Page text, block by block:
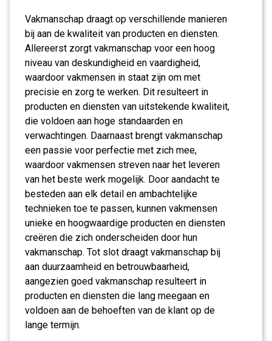
Vakmanschap draagt op verschillende manieren
bij aan de kwaliteit van producten en diensten.
Allereerst zorgt vakmanschap voor een hoog
niveau van deskundigheid en vaardigheid,
waardoor vakmensen in staat zijn om met
precisie en zorg te werken. Dit resulteert in
producten en diensten van uitstekende kwaliteit,
die voldoen aan hoge standaarden en
verwachtingen. Daarnaast brengt vakmanschap
een passie voor perfectie met zich mee,
waardoor vakmensen streven naar het leveren
van het beste werk mogelijk. Door aandacht te
besteden aan elk detail en ambachtelijke
technieken toe te passen, kunnen vakmensen
unieke en hoogwaardige producten en diensten
creëren die zich onderscheiden door hun
vakmanschap. Tot slot draagt vakmanschap bij
aan duurzaamheid en betrouwbaarheid,
aangezien goed vakmanschap resulteert in
producten en diensten die lang meegaan en
voldoen aan de behoeften van de klant op de
lange termijn.